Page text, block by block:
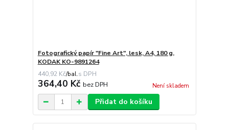
Fotografický papír "Fine Art", lesk, A4, 180 g,
KODAK KO-9891264
440,92 Kč/bal.
364,40 Kč bez DPH Není skladem
Přidat do košíku